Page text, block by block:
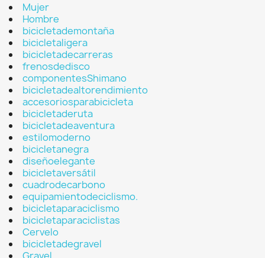
Mujer
Hombre
bicicletademontaña
bicicletaligera
bicicletadecarreras
frenosdedisco
componentesShimano
bicicletadealtorendimiento
accesoriosparabicicleta
bicicletaderuta
bicicletadeaventura
estilomoderno
bicicletanegra
diseñoelegante
bicicletaversátil
cuadrodecarbono
equipamientodeciclismo.
bicicletaparaciclismo
bicicletaparaciclistas
Cervelo
bicicletadegravel